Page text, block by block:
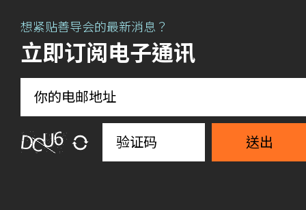
想紧贴善导会的最新消息？
立即订阅电子通讯
送出